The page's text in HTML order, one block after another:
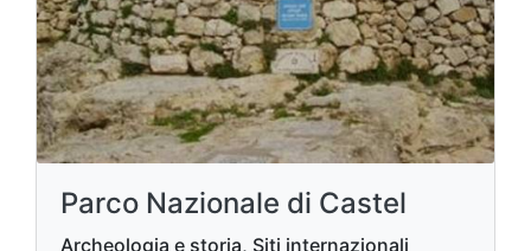
Parco Nazionale di Castel
Archeologia e storia, Siti internazionali